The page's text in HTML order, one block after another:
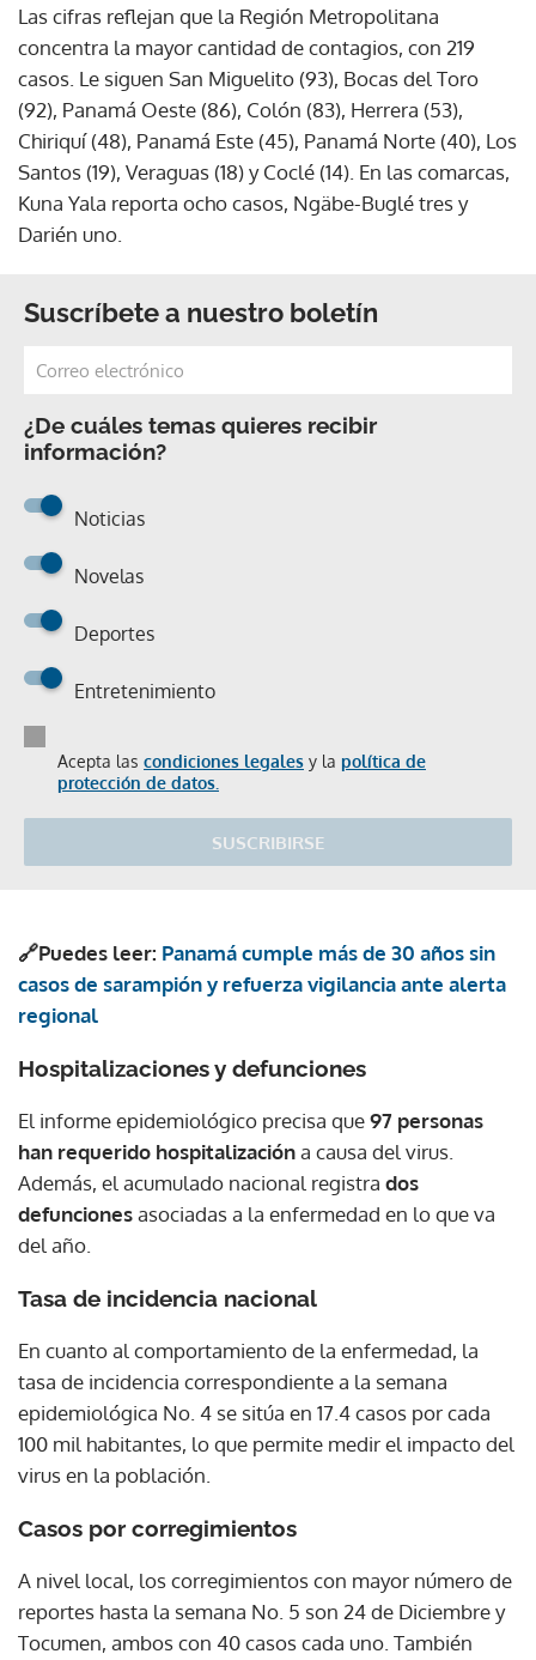
Las cifras reflejan que la Región Metropolitana
concentra la mayor cantidad de contagios, con 219
casos. Le siguen San Miguelito (93), Bocas del Toro
(92), Panamá Oeste (86), Colón (83), Herrera (53),
Chiriquí (48), Panamá Este (45), Panamá Norte (40), Los
Santos (19), Veraguas (18) y Coclé (14). En las comarcas,
Kuna Yala reporta ocho casos, Ngäbe-Buglé tres y
Darién uno.
Suscríbete a nuestro boletín
¿De cuáles temas quieres recibir
información?
Noticias
Novelas
Deportes
Entretenimiento
Acepta las condiciones legales y la política de
protección de datos.
SUSCRIBIRSE
🔗Puedes leer: Panamá cumple más de 30 años sin
casos de sarampión y refuerza vigilancia ante alerta
regional
Hospitalizaciones y defunciones
El informe epidemiológico precisa que97 personas
han requerido hospitalizacióna causa del virus.
Además, el acumulado nacional registra dos
defuncionesasociadas a la enfermedad en lo que va
del año.
Tasa de incidencia nacional
En cuanto al comportamiento de la enfermedad, la
tasa de incidencia correspondiente a la semana
epidemiológica No. 4 se sitúa en 17.4 casos por cada
100 mil habitantes, lo que permite medir el impacto del
virus en la población.
Casos por corregimientos
A nivel local, los corregimientos con mayor número de
reportes hasta la semana No. 5 son 24 de Diciembre y
Tocumen, ambos con 40 casos cada uno. También